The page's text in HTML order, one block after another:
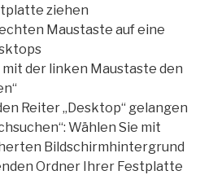
ziehen
Maustaste auf eine
mit der linken Maustaste den
Reiter „Desktop“ gelangen
Wählen Sie mit
Bildschirmhintergrund
Ordner Ihrer Festplatte